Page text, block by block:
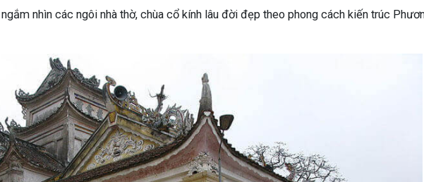
nhìn các ngôi nhà thờ, chùa cổ kính lâu đời đẹp theo phong cách kiến trúc